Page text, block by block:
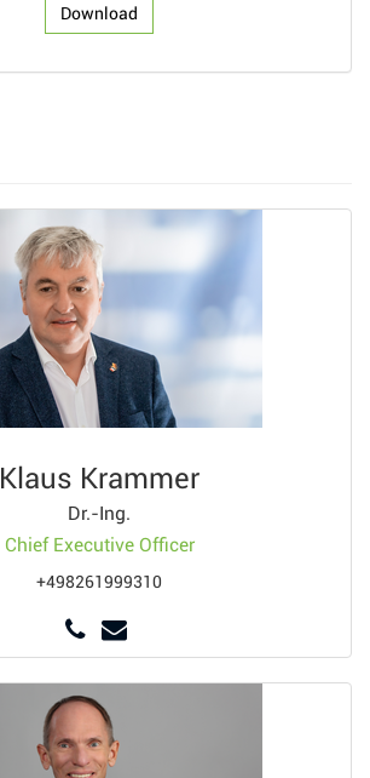
Download
Klaus Krammer
Dr.-Ing.
Chief Executive Officer
+498261999310